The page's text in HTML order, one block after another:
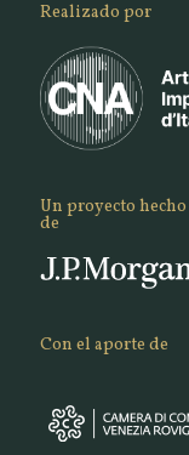
Realizado por
Un proyecto
de
Con el aporte de